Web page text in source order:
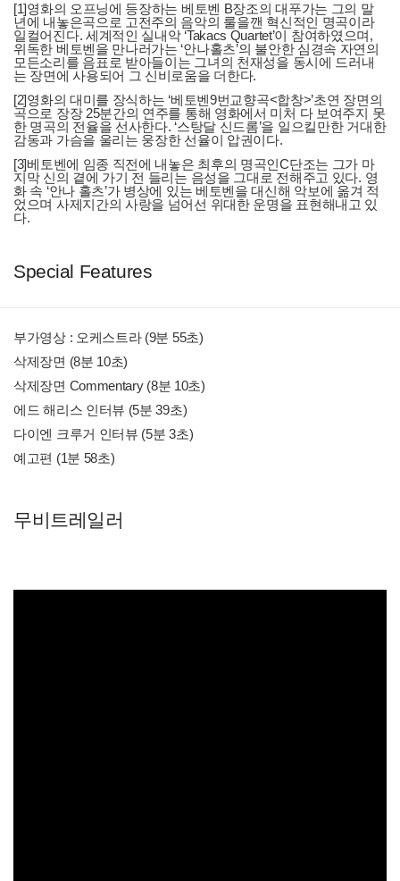
[1]영화의 오프닝에 등장하는 베토벤 B장조의 대푸가는 그의 말
년에 내놓은곡으로 고전주의 음악의 룰을깬 혁신적인 명곡이라
일컬어진다. 세계적인 실내악 ‘Takacs Quartet’이 참여하였으며,
위독한 베토벤을 만나러가는 ‘안나홀츠’의 불안한 심경속 자연의
모든소리를 음표로 받아들이는 그녀의 천재성을 동시에 드러내
는 장면에 사용되어 그 신비로움을 더한다.
[2]영화의 대미를 장식하는 ‘베토벤9번교향곡<합창>’초연 장면의
곡으로 장장 25분간의 연주를 통해 영화에서 미처 다 보여주지 못
한 명곡의 전율을 선사한다. ‘스탕달 신드롬’을 일으킬만한 거대한
감동과 가슴을 울리는 웅장한 선율이 압권이다.
[3]베토벤에 임종 직전에 내놓은 최후의 명곡인C단조는 그가 마
지막 신의 곁에 가기 전 들리는 음성을 그대로 전해주고 있다. 영
화 속 ‘안나 홀츠’가 병상에 있는 베토벤을 대신해 악보에 옮겨 적
었으며 사제지간의 사랑을 넘어선 위대한 운명을 표현해내고 있
다.
Special Features
부가영상 : 오케스트라 (9분 55초)
삭제장면 (8분 10초)
삭제장면 Commentary (8분 10초)
에드 해리스 인터뷰 (5분 39초)
다이엔 크루거 인터뷰 (5분 3초)
예고편 (1분 58초)
무비트레일러